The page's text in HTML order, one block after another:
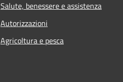
Salute, benessere e assistenza
Autorizzazioni
Agricoltura e pesca